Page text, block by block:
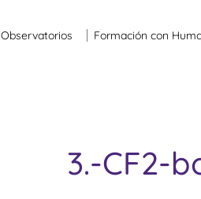
Observatorios Formación con
3.-CF2-